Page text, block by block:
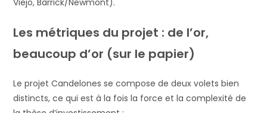
Viejo, Barrick/Newmont).
Les métriques du projet : de l’or,
beaucoup d’or (sur le papier)
Le projet Candelones se compose de deux volets bien
distincts, ce qui est à la fois la force et la complexité de